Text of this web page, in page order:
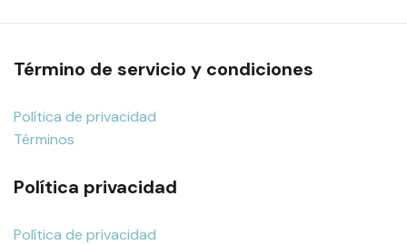
Término de servicio y condiciones
Política de privacidad
Términos
Política privacidad
Política de privacidad